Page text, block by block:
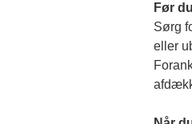
Før
Sørg
eller